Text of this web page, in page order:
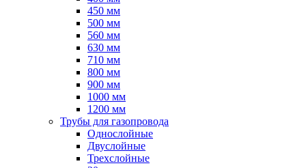
450 мм
500 мм
560 мм
630 мм
710 мм
800 мм
900 мм
1000 мм
1200 мм
Трубы для газопровода
Однослойные
Двуслойные
Трехслойные